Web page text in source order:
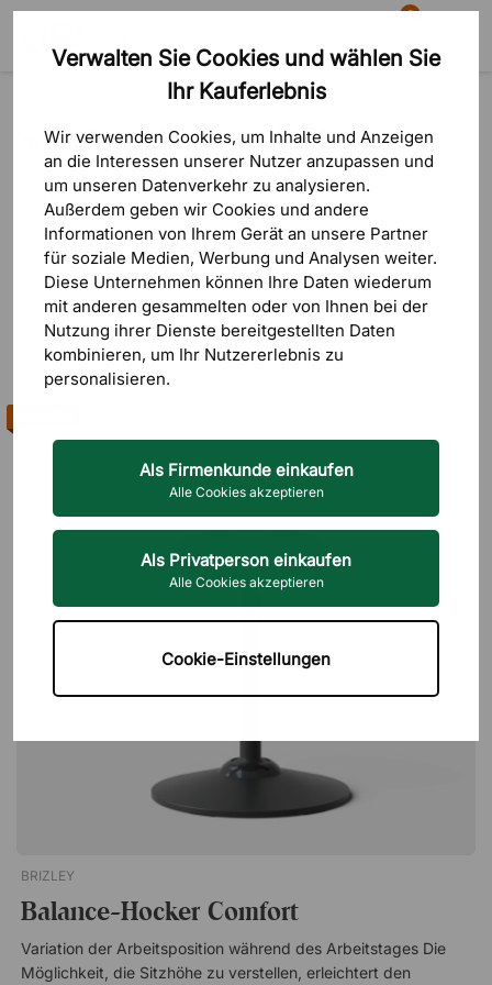
Verwalten Sie Cookies und wählen Sie
Ihr Kauferlebnis
Wir verwenden Cookies, um Inhalte und Anzeigen
an die Interessen unserer Nutzer anzupassen und
um unseren Datenverkehr zu analysieren.
Außerdem geben wir Cookies und andere
Informationen von Ihrem Gerät an unsere Partner
für soziale Medien, Werbung und Analysen weiter.
Diese Unternehmen können Ihre Daten wiederum
mit anderen gesammelten oder von Ihnen bei der
Nutzung ihrer Dienste bereitgestellten Daten
kombinieren, um Ihr Nutzererlebnis zu
personalisieren.
Als Firmenkunde einkaufen
Alle Cookies akzeptieren
Als Privatperson einkaufen
Alle Cookies akzeptieren
Cookie-Einstellungen
Suche
0
Warenkorb
Aktive Sitz- & Stehmöbel
Sattelstühle & Sitzbälle
Bei DPJ finden Sie Balance- und Sattelstühle von
BackappundGlobal. Das Angebot reicht von klassischen
Sattelstühlen über geteilte Sattelmodelle bis zu Balancehockern
mit runder oder dreieckiger Sitzfläche, dazu Modelle mit
beweglicher Kugel unter dem Sitz wie der Backapp Smart. Wer
eher nach einem klassischen Arbeitsstuhl sucht, wird im Bereich
ergonomischen Bürostühlefündig.
Als Sitzmaterial kommen Kaltschaum, atmungsaktives Mesh-
Kunststoff, die Fußkreuze meist aus verchromtem Metall oder
pulverbeschichtetem Aluminium. Die Sitzhöhe lässt sich
modellabhängig zwischen rund 56,5 und 81 cm einstellen, der
Sitzwinkel um etwa 12 Grad nach vorn und 2 Grad nach hinten.
Modelle von HÅG Capisco und RH Support bringen zusätzlich
eine Rückenlehne mit, die in Höhe und Neigung verstellbar ist.
Erhältlich sind Farben wie Schwarz, Grau, Rot, Grün und Blau,
dazu optional Fußring und Rollen für harte oder weiche Böden.
Lesen Sie mehr
FILTRERA
Neueste
BRIZLEY
Balance-Hocker Comfort
Variation der Arbeitsposition während des Arbeitstages Die
Möglichkeit, die Sitzhöhe zu verstellen, erleichtert den